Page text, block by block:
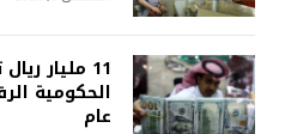
11 مليار
الحكومية
عام